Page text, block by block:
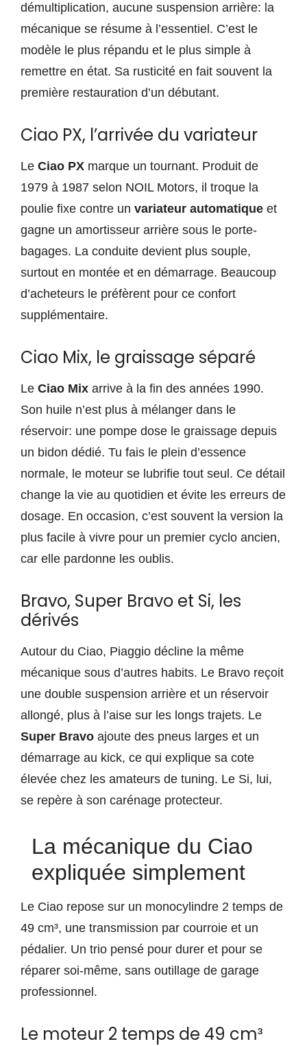
démultiplication, aucune suspension arrière: la
mécanique se résume à l’essentiel. C’est le
modèle le plus répandu et le plus simple à
remettre en état. Sa rusticité en fait souvent la
première restauration d’un débutant.
Ciao PX, l’arrivée du variateur
Le Ciao PX marque un tournant. Produit de
1979 à 1987 selon NOIL Motors, il troque la
poulie fixe contre un variateur automatique et
gagne un amortisseur arrière sous le porte-
bagages. La conduite devient plus souple,
surtout en montée et en démarrage. Beaucoup
d’acheteurs le préfèrent pour ce confort
supplémentaire.
Ciao Mix, le graissage séparé
Le Ciao Mix arrive à la fin des années 1990.
Son huile n’est plus à mélanger dans le
réservoir: une pompe dose le graissage depuis
un bidon dédié. Tu fais le plein d’essence
normale, le moteur se lubrifie tout seul. Ce détail
change la vie au quotidien et évite les erreurs de
dosage. En occasion, c’est souvent la version la
plus facile à vivre pour un premier cyclo ancien,
car elle pardonne les oublis.
Bravo, Super Bravo et Si, les
dérivés
Autour du Ciao, Piaggio décline la même
mécanique sous d’autres habits. Le Bravo reçoit
une double suspension arrière et un réservoir
allongé, plus à l’aise sur les longs trajets. Le
Super Bravo ajoute des pneus larges et un
démarrage au kick, ce qui explique sa cote
élevée chez les amateurs de tuning. Le Si, lui,
se repère à son carénage protecteur.
La mécanique du Ciao
expliquée simplement
Le Ciao repose sur un monocylindre 2 temps de
49 cm³, une transmission par courroie et un
pédalier. Un trio pensé pour durer et pour se
réparer soi-même, sans outillage de garage
professionnel.
Le moteur 2 temps de 49 cm³